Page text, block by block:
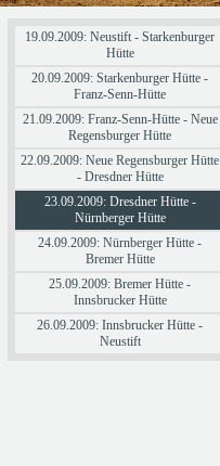
19.09.2009: Neustift - Starkenburger
Hütte
20.09.2009: Starkenburger Hütte -
Franz-Senn-Hütte
21.09.2009: Franz-Senn-Hütte - Neue
Regensburger Hütte
22.09.2009: Neue Regensburger Hütte
- Dresdner Hütte
23.09.2009: Dresdner Hütte -
Nürnberger Hütte
24.09.2009: Nürnberger Hütte -
Bremer Hütte
25.09.2009: Bremer Hütte -
Innsbrucker Hütte
26.09.2009: Innsbrucker Hütte -
Neustift